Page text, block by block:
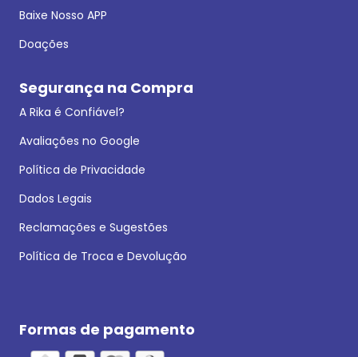
Baixe Nosso APP
Doações
Segurança na Compra
A Rika é Confiável?
Avaliações no Google
Política de Privacidade
Dados Legais
Reclamações e Sugestões
Política de Troca e Devolução
Formas de pagamento